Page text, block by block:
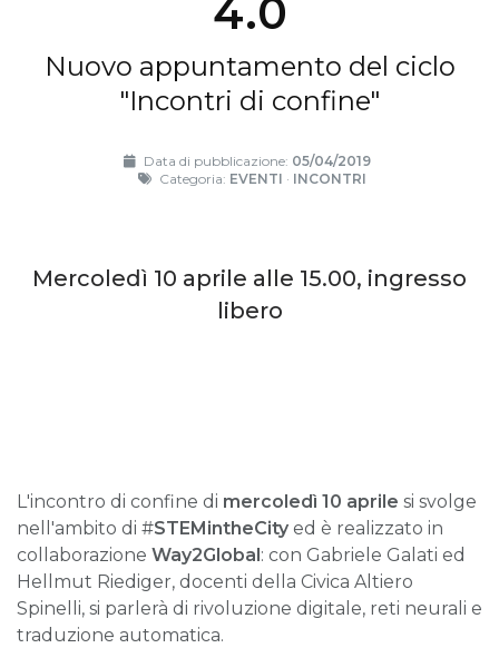
4.0
Nuovo appuntamento del ciclo
"Incontri di confine"
Data di pubblicazione: 05/04/2019
Categoria: EVENTI · INCONTRI
Mercoledì 10 aprile alle 15.00, ingresso
libero
L'incontro di confine di mercoledì 10 aprile si svolge
nell'ambito di #STEMintheCity ed è realizzato in
collaborazione Way2Global : con Gabriele Galati ed
Hellmut Riediger, docenti della Civica Altiero
Spinelli, si parlerà di rivoluzione digitale, reti neurali e
traduzione automatica.